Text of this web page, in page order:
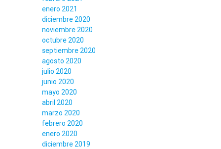
enero 2021
diciembre 2020
noviembre 2020
octubre 2020
septiembre 2020
agosto 2020
julio 2020
junio 2020
mayo 2020
abril 2020
marzo 2020
febrero 2020
enero 2020
diciembre 2019